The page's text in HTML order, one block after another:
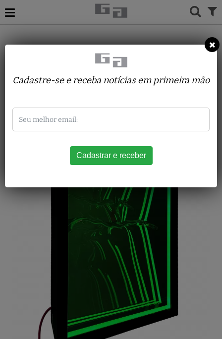
FERNANDO CARDOSO
Baila
Cadastre-se e receba notícias em primeira mão